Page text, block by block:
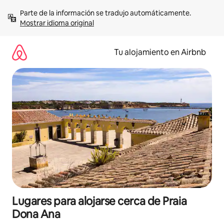
contenidoMostrar idioma original
Tu alojamiento en Airbnb
Lugares para alojarse cerca de Praia
Dona Ana